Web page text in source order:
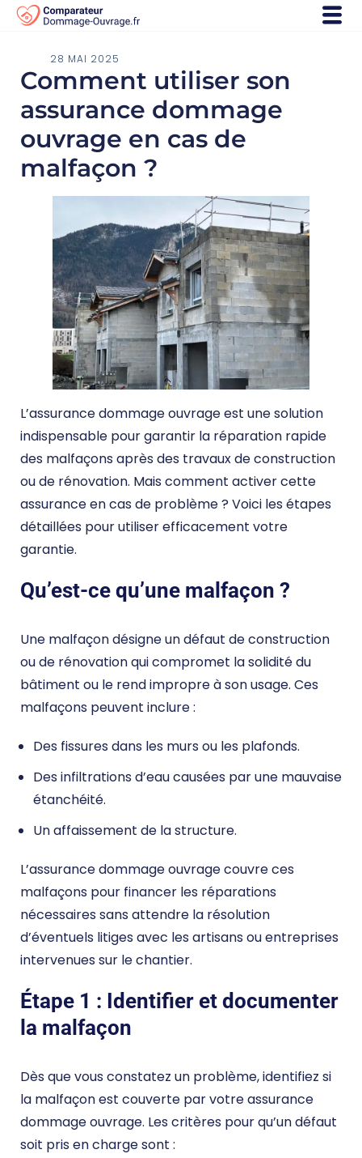
28 MAI 2025
Comment utiliser son
assurance dommage
ouvrage en cas de
malfaçon ?
L’assurance dommage ouvrage est une solution
indispensable pour garantir la réparation rapide
des malfaçons après des travaux de construction
ou de rénovation. Mais comment activer cette
assurance en cas de problème ? Voici les étapes
détaillées pour utiliser efficacement votre
garantie.
Qu’est-ce qu’une malfaçon ?
Une malfaçon désigne un défaut de construction
ou de rénovation qui compromet la solidité du
bâtiment ou le rend impropre à son usage. Ces
malfaçons peuvent inclure :
Des fissures dans les murs ou les plafonds.
Des infiltrations d’eau causées par une mauvaise
étanchéité.
Un affaissement de la structure.
L’assurance dommage ouvrage couvre ces
malfaçons pour financer les réparations
nécessaires sans attendre la résolution
d’éventuels litiges avec les artisans ou entreprises
intervenues sur le chantier.
Étape 1 : Identifier et documenter
la malfaçon
Dès que vous constatez un problème, identifiez si
la malfaçon est couverte par votre assurance
dommage ouvrage. Les critères pour qu’un défaut
soit pris en charge sont :